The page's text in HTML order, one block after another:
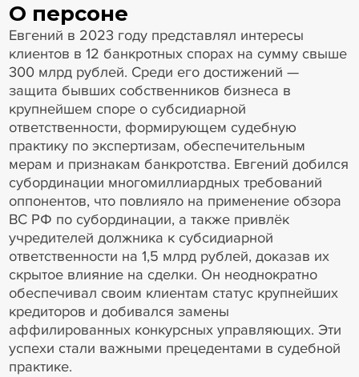
О персоне
Евгений в 2023 году представлял интересы
клиентов в 12 банкротных спорах на сумму свыше
300 млрд рублей. Среди его достижений —
защита бывших собственников бизнеса в
крупнейшем споре о субсидиарной
ответственности, формирующем судебную
практику по экспертизам, обеспечительным
мерам и признакам банкротства. Евгений добился
субординации многомиллиардных требований
оппонентов, что повлияло на применение обзора
ВС РФ по субординации, а также привлёк
учредителей должника к субсидиарной
ответственности на 1,5 млрд рублей, доказав их
скрытое влияние на сделки. Он неоднократно
обеспечивал своим клиентам статус крупнейших
кредиторов и добивался замены
аффилированных конкурсных управляющих. Эти
успехи стали важными прецедентами в судебной
практике.